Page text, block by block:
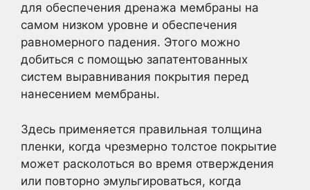
для обеспечения дренажа мембраны на
самом низком уровне и обеспечения
равномерного падения. Этого можно
добиться с помощью запатентованных
систем выравнивания покрытия перед
нанесением мембраны.
Здесь применяется правильная толщина
пленки, когда чрезмерно толстое покрытие
может расколоться во время отверждения
или повторно эмульгироваться, когда